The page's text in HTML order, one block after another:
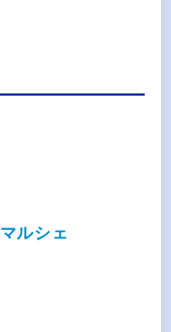
ルシェ